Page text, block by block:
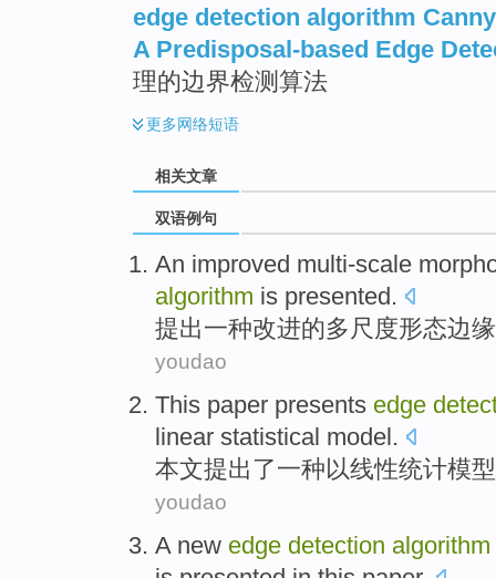
edge detection algorithm Canny
A Predisposal-based Edge
理的边界检测算法
更多网络短语
相关文章
双语例句
An improved multi-scale
algorithm is presented .
提出一种改进的多尺度形态边缘
youdao
This paper presents edge
linear statistical model.
本文提出了一种以线性统计模型
youdao
A new edge detection algorithm